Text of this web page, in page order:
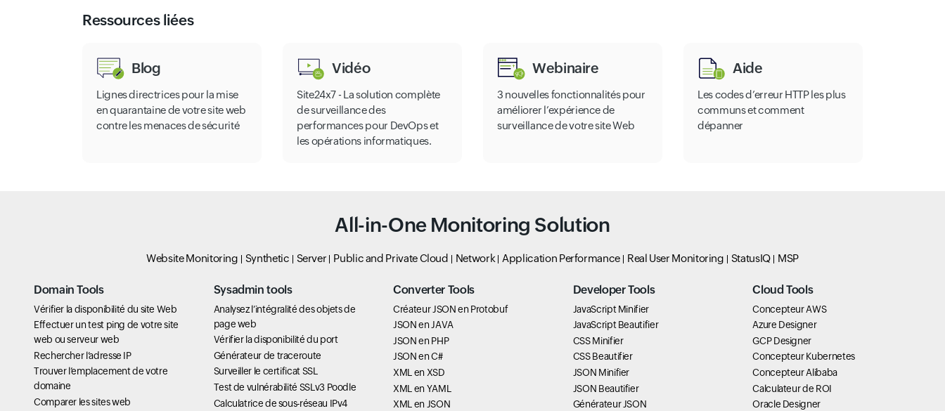
Ressources liées
Blog
Lignes directrices pour la mise
en quarantaine de votre site web
contre les menaces de sécurité
Vidéo
Site24x7 - La solution complète
de surveillance des
performances pour DevOps et
les opérations informatiques.
Webinaire
3 nouvelles fonctionnalités pour
améliorer l’expérience de
surveillance de votre site Web
Aide
Les codes d’erreur HTTP les plus
communs et comment
dépanner
All-in-One Monitoring Solution
Website Monitoring Synthetic Server Public and Private Cloud Network Application Performance Real User Monitoring StatusIQ MSP
Domain Tools
Vérifier la disponibilité du site Web
Effectuer un test ping de votre site
web ou serveur web
Rechercher l’adresse IP
Trouver l’emplacement de votre
domaine
Comparer les sites web
Sysadmin tools
Analysez l’intégralité des objets de
page web
Vérifier la disponibilité du port
Générateur de traceroute
Surveiller le certificat SSL
Test de vulnérabilité SSLv3 Poodle
Calculatrice de sous-réseau IPv4
Converter Tools
Créateur JSON en Protobuf
JSON en JAVA
JSON en PHP
JSON en C#
XML en XSD
XML en YAML
XML en JSON
Developer Tools
JavaScript Minifier
JavaScript Beautifier
CSS Minifier
CSS Beautifier
JSON Minifier
JSON Beautifier
Générateur JSON
Cloud Tools
Concepteur AWS
Azure Designer
GCP Designer
Concepteur Kubernetes
Concepteur Alibaba
Calculateur de ROI
Oracle Designer